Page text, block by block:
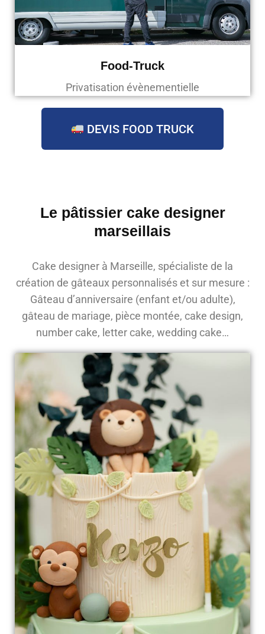
Food-Truck
Privatisation évènementielle
DEVIS FOOD TRUCK
Le pâtissier cake designer
marseillais
Cake designer à Marseille, spécialiste de la
création de gâteaux personnalisés et sur mesure :
Gâteau d’anniversaire (enfant et/ou adulte),
gâteau de mariage, pièce montée, cake design,
number cake, letter cake, wedding cake…